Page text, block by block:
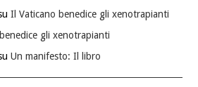
Il Vaticano benedice gli xenotrapianti
gli xenotrapianti
Un manifesto: Il libro